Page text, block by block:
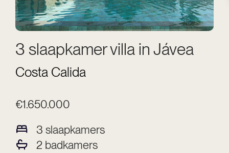
3 slaapkamer villa in Jávea
Costa Calida
€1.650.000
3 slaapkamers
2 badkamers